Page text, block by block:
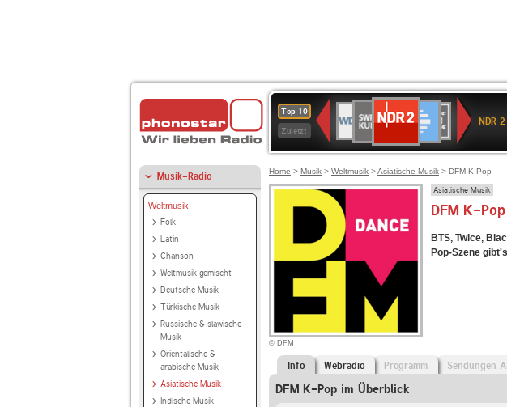
Top 10
Zuletzt
Deutschlandfunk
80er
90er
OLDIE
ANTENNE
SWR3
WDR
4
BR-
KLASSIK
Deutschlandfunk
Kultur
ANTENNE
BAYERN
2
Kultur
2
NDR 2
Musik-Radio
Weltmusik
Folk
Latin
Chanson
Weltmusik gemischt
Deutsche Musik
Türkische Musik
Russische & slawische
Musik
Orientalische &
arabische Musik
Asiatische Musik
Indische Musik
Home > Musik > Weltmusik >Asiatische Musik > DFM K-Pop
© DFM
Asiatische Musik
DFM K-
BTS, Twice,
Pop-Szene
Info Webradio Programm Sendungen
DFM K-Pop im Überblick